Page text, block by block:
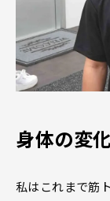
身体の変化
私はこれまで筋